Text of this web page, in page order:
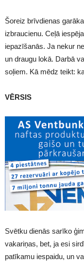
Šoreiz brīvdienas
izbraucienu. Ceļā
iepazīšanās. Ja nekur
un draugu lokā. Darbā
soļiem. Kā mēdz teikt:
VĒRSIS
Svētku dienās sarīko
vakariņas, bet, ja esi
patīkamu iespaidu, un